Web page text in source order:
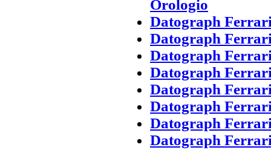
Orologio
Datograph
Datograph
Datograph
Datograph
Datograph
Datograph
Datograph
Datograph